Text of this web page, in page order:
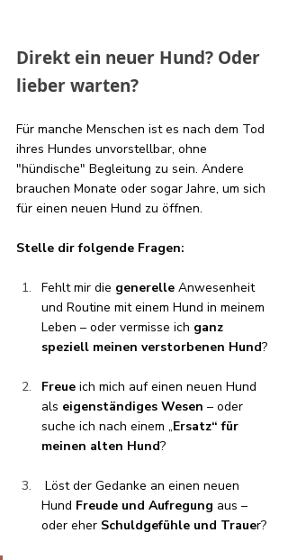
Direkt ein neuer Hund? Oder
lieber warten?
Für manche Menschen ist es nach dem Tod
ihres Hundes unvorstellbar, ohne
"hündische" Begleitung zu sein. Andere
brauchen Monate oder sogar Jahre, um sich
für einen neuen Hund zu öffnen.
Stelle dir folgende Fragen:
Fehlt mir die generelle Anwesenheit
und Routine mit einem Hund in meinem
Leben – oder vermisse ich ganz
speziell meinen verstorbenen Hund?
Freue ich mich auf einen neuen Hund
als eigenständiges Wesen – oder
suche ich nach einem „Ersatz“ für
meinen alten Hund?
Hund Freude und Aufregung aus –
oder eher Schuldgefühle und Trauer?